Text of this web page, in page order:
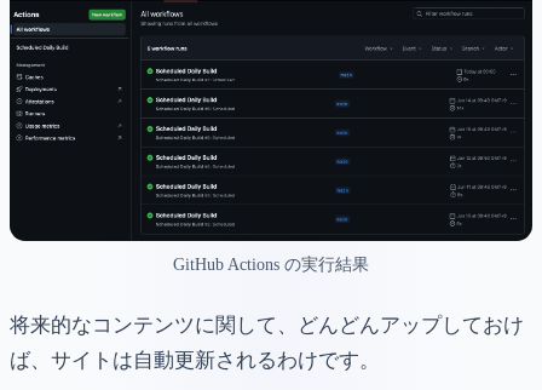
GitHub Actions の実行結果
将来的なコンテンツに関して、どんどんアップしておけ
ば、サイトは自動更新されるわけです。